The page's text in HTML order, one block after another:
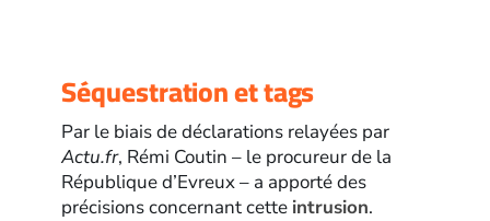
Séquestration et tags
Par le biais de déclarations relayées par
Actu.fr, Rémi Coutin – le procureur de la
République d’Evreux – a apporté des
précisions concernant cette intrusion.